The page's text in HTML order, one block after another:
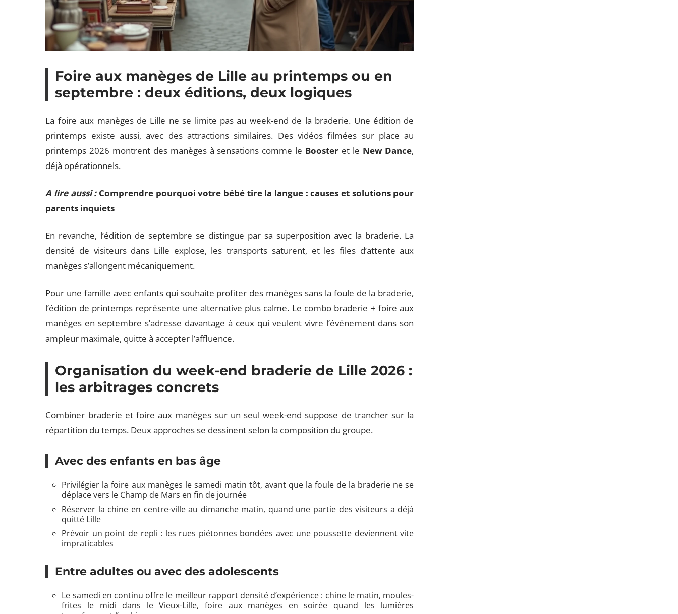
Foire aux manèges de Lille au printemps ou en
septembre : deux éditions, deux logiques
La foire aux manèges de Lille ne se limite pas au week-end de la braderie. Une édition de
printemps existe aussi, avec des attractions similaires. Des vidéos filmées sur place au
printemps 2026 montrent des manèges à sensations comme le Boosteret le New Dance,
déjà opérationnels.
A lire aussi : Comprendre pourquoi votre bébé tire la langue : causes et solutions pour
parents inquiets
En revanche, l’édition de septembre se distingue par sa superposition avec la braderie. La
densité de visiteurs dans Lille explose, les transports saturent, et les files d’attente aux
manèges s’allongent mécaniquement.
Pour une famille avec enfants qui souhaite profiter des manèges sans la foule de la braderie,
l’édition de printemps représente une alternative plus calme. Le combo braderie + foire aux
manèges en septembre s’adresse davantage à ceux qui veulent vivre l’événement dans son
ampleur maximale, quitte à accepter l’affluence.
Organisation du week-end braderie de Lille 2026 :
les arbitrages concrets
Combiner braderie et foire aux manèges sur un seul week-end suppose de trancher sur la
répartition du temps. Deux approches se dessinent selon la composition du groupe.
Avec des enfants en bas âge
Privilégier la foire aux manèges le samedi matin tôt, avant que la foule de la braderie ne se
déplace vers le Champ de Mars en fin de journée
Réserver la chine en centre-ville au dimanche matin, quand une partie des visiteurs a déjà
quitté Lille
Prévoir un point de repli : les rues piétonnes bondées avec une poussette deviennent vite
impraticables
Entre adultes ou avec des adolescents
Le samedi en continu offre le meilleur rapport densité d’expérience : chine le matin, moules-
frites le midi dans le Vieux-Lille, foire aux manèges en soirée quand les lumières